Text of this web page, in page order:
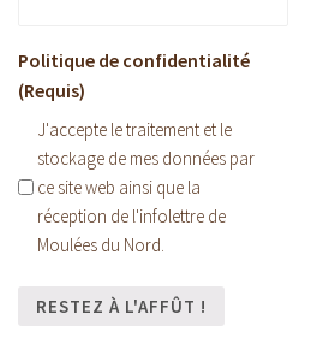
Politique de confidentialité
(Requis)
J'accepte le traitement et le
stockage de mes données par
ce site web ainsi que la
réception de l'infolettre de
Moulées du Nord.